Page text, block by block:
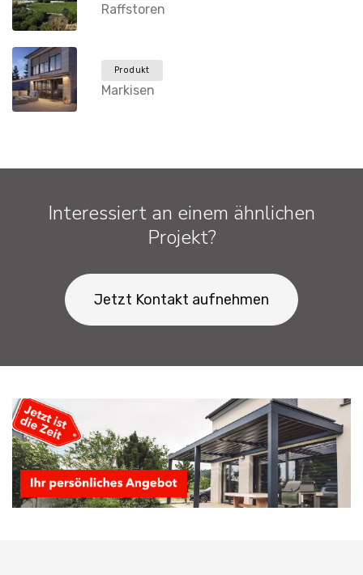
Raffstoren
Produkt
Markisen
Interessiert an einem ähnlichen
Projekt?
Jetzt Kontakt aufnehmen